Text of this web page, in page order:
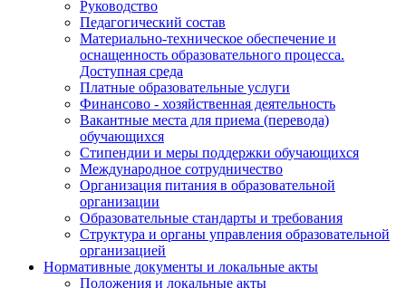
Руководство
Педагогический состав
Материально-техническое обеспечение и
оснащенность образовательного процесса.
Доступная среда
Платные образовательные услуги
Финансово - хозяйственная деятельность
Вакантные места для приема (перевода)
обучающихся
Стипендии и меры поддержки обучающихся
Международное сотрудничество
Организация питания в образовательной
организации
Образовательные стандарты и требования
Структура и органы управления образовательной
организацией
Нормативные документы и локальные акты
Положения и локальные акты